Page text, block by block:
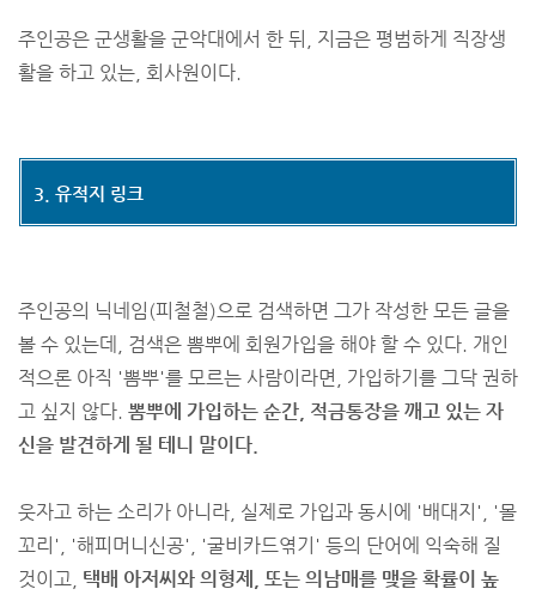
주인공은 군생활을 군악대에서 한 뒤, 지금은 평범하게 직장생
활을 하고 있는, 회사원이다.
3. 유적지 링크
주인공의 닉네임(피철철)으로 검색하면 그가 작성한 모든 글을
볼 수 있는데, 검색은 뽐뿌에 회원가입을 해야 할 수 있다. 개인
적으론 아직 '뽐뿌'를 모르는 사람이라면, 가입하기를 그닥 권하
고 싶지 않다. 뽐뿌에 가입하는 순간, 적금통장을 깨고 있는 자
신을 발견하게 될 테니 말이다.
웃자고 하는 소리가 아니라, 실제로 가입과 동시에 '배대지', '몰
꼬리', '해피머니신공', '굴비카드엮기' 등의 단어에 익숙해 질
것이고, 택배 아저씨와 의형제, 또는 의남매를 맺을 확률이 높